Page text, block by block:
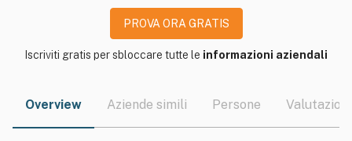
PROVA ORA GRATIS
Iscriviti gratis per sbloccare tutte le informazioni aziendali
Overview Aziende simili Persone Valutazioni